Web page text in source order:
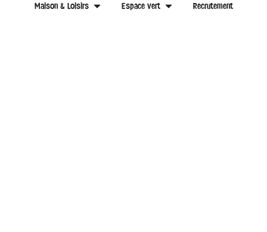
Maison & Loisirs
Espace vert Recrutement